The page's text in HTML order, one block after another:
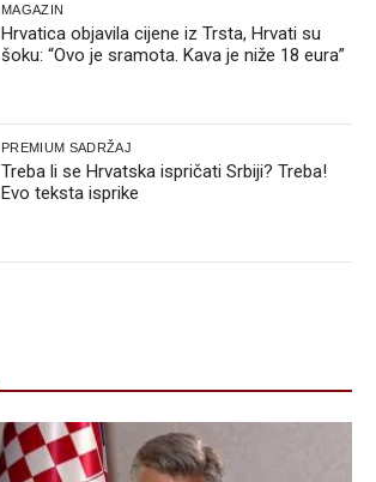
MAGAZIN
Hrvatica objavila cijene iz Trsta, Hrvati su
šoku: “Ovo je sramota. Kava je niže 18 eura”
PREMIUM SADRŽAJ
Treba li se Hrvatska ispričati Srbiji? Treba!
Evo teksta isprike